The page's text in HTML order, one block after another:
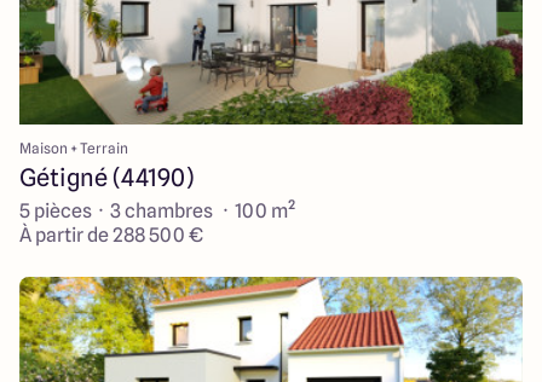
Maison + Terrain
Gétigné (44190)
5 pièces · 3 chambres · 100 m²
À partir de 288 500 €